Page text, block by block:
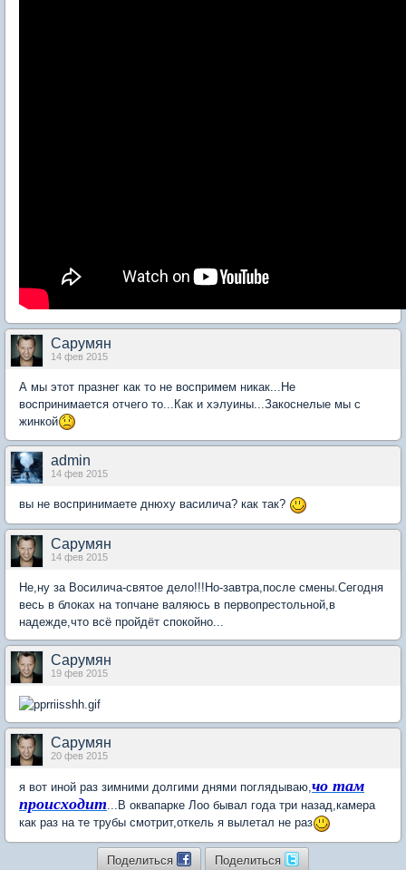
Сарумян
14 фев 2015
А мы этот празнег как то не воспримем никак...Не
воспринимается отчего то...Как и хэлуины...Закоснелые мы с
жинкой
admin
14 фев 2015
вы не воспринимаете днюху василича? как так?
Сарумян
14 фев 2015
Не,ну за Восилича-святое дело!!!Но-завтра,после смены.Сегодня
весь в блоках на топчане валяюсь в первопрестольной,в
надежде,что всё пройдёт спокойно...
Сарумян
19 фев 2015
Сарумян
20 фев 2015
я вот иной раз зимними долгими днями поглядываю,чо там
происходит...В оквапарке Лоо бывал года три назад,камера
как раз на те трубы смотрит,откель я вылетал не раз
Поделиться Поделиться